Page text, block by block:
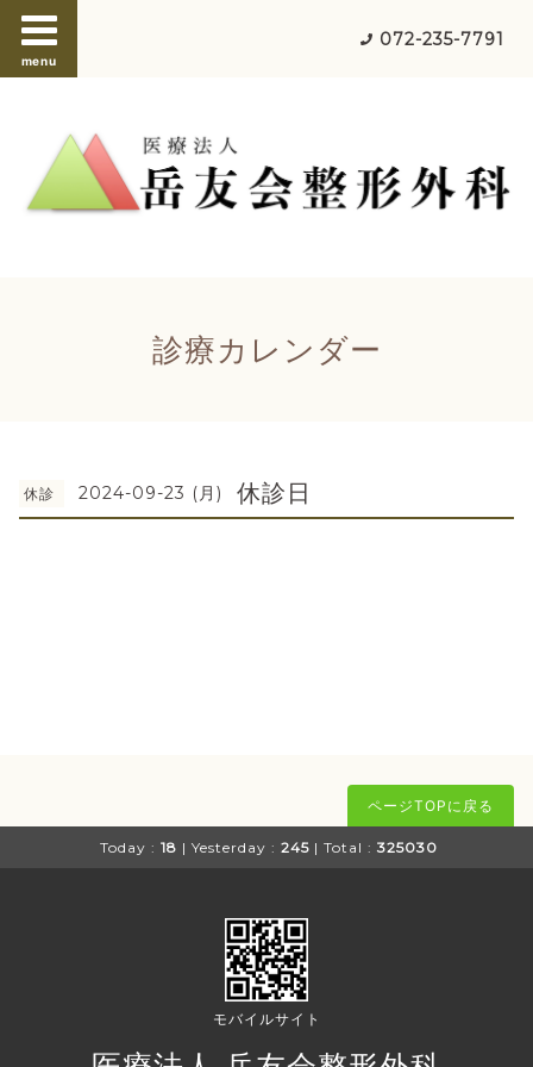
menu
072-235-7791
診療カレンダー
休診 2024-09-23 (月) 休診日
ページTOPに戻る
Today : 18 | Yesterday : 245 | Total : 325030
モバイルサイト